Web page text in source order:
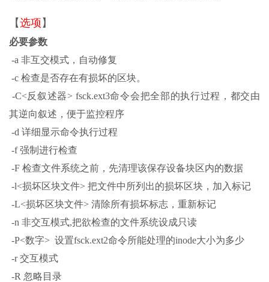
【选项 】
必要参数
-a 非互交模式，自动修复
-c 检查是否存在有损坏的区块。
-C<反叙述器> fsck.ext3命令会把全部的执行过程，都交由
其逆向叙述，便于监控程序
-d 详细显示命令执行过程
-f 强制进行检查
-F 检查文件系统之前，先清理该保存设备块区内的数据
-l<损坏区块文件> 把文件中所列出的损坏区块，加入标记
-L<损坏区块文件> 清除所有损坏标志，重新标记
-n 非交互模式,把欲检查的文件系统设成只读
-P<数字> 设置fsck.ext2命令所能处理的inode大小为多少
-r 交互模式
-R 忽略目录